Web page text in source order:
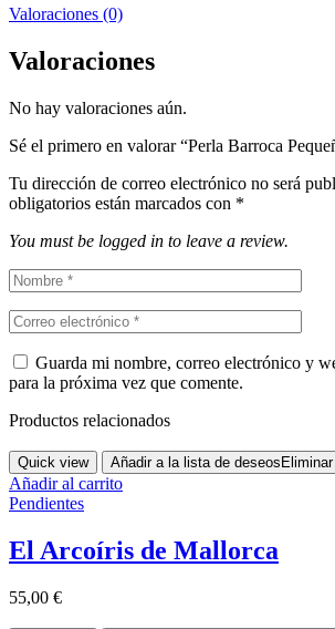
Valoraciones (0)
Valoraciones
No hay valoraciones aún.
Sé el primero en valorar “Perla Barroca
Tu dirección de correo electrónico no será
obligatorios están marcados con *
You must be logged in to leave a review.
Guarda mi nombre, correo electrónico y
para la próxima vez que comente.
Productos relacionados
Quick view Añadir a la lista de deseos
Añadir al carrito
Pendientes
El Arcoíris de Mallorca
55,00 €